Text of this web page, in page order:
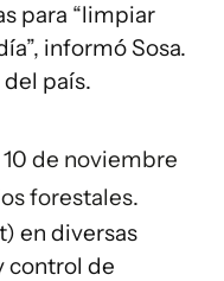
para “limpiar
informó Sosa.
del país.
10 de noviembre
forestales.
en diversas
control de